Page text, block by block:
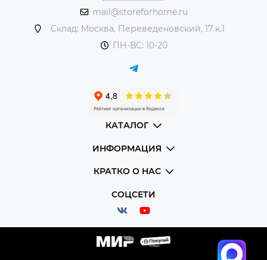
mail@storeforhome.ru
Склад: Москва, Переведеновский, 17 к.1
ПН-ВС: 10-20
КАТАЛОГ
ИНФОРМАЦИЯ
КРАТКО О НАС
СОЦСЕТИ